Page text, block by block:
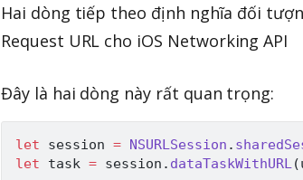
Hai dòng tiếp theo định nghĩa đối
Request URL cho iOS Networking API
Đây là hai dòng này rất quan trọng:
let session = NSURLSession .
let task = session . dataTaskWithURL (